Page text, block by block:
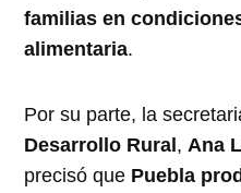
familias en
alimentaria.
Por su parte, la
Desarrollo Rural, Ana
precisó que Puebla